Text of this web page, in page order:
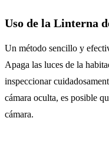
Uso de la Linterna
Un método sencillo y
Apaga las luces de la
inspeccionar
cámara oculta, es posible
cámara.